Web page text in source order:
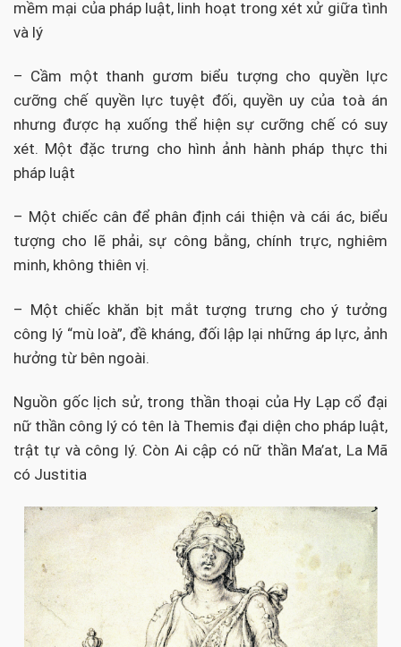
mềm mại của pháp luật, linh hoạt trong xét xử giữa tình
và lý
– Cầm một thanh gươm biểu tượng cho quyền lực
cưỡng chế quyền lực tuyệt đối, quyền uy của toà án
nhưng được hạ xuống thể hiện sự cưỡng chế có suy
xét. Một đặc trưng cho hình ảnh hành pháp thực thi
pháp luật
– Một chiếc cân để phân định cái thiện và cái ác, biểu
tượng cho lẽ phải, sự công bằng, chính trực, nghiêm
minh, không thiên vị.
– Một chiếc khăn bịt mắt tượng trưng cho ý tưởng
công lý “mù loà”, đề kháng, đối lập lại những áp lực, ảnh
hưởng từ bên ngoài.
Nguồn gốc lịch sử, trong thần thoại của Hy Lạp cổ đại
nữ thần công lý có tên là Themis đại diện cho pháp luật,
trật tự và công lý. Còn Ai cập có nữ thần Ma’at, La Mã
có Justitia